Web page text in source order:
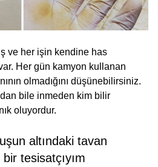
ve her işin kendine has
Her gün kamyon kullanan
olmadığını düşünebilirsiniz.
bile inmeden kim bilir
oluyordur.
altındaki tavan
tesisatçıyım